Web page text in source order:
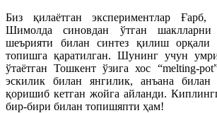
Биз қилаётган экспериментлар
Шимолда синовдан ўтган шаклларни
шеърияти билан синтез қилиш орқали
топишга қаратилган. Шунинг учун
ўтаётган Тошкент ўзига хос “melting-
эскилик билан янгилик, анъана билан
қоришиб кетган жойга айланди.
бир-бири билан топишяпти ҳам!